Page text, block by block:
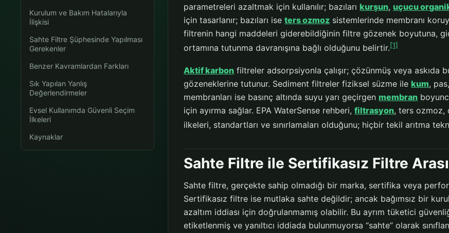
Kurulum ve Bakım Hatalarıyla
İlişkisi
Sahte Filtre Şüphesinde Yapılması
Gerekenler
Benzer Kavramlardan Farkları
Sık Yapılan Yanlış
Değerlendirmeler
Evsel Kullanımda Güvenli Seçim
İlkeleri
Kaynaklar
parametreleri azaltmak için kullanılır; bazıları kurşun, uçucu
için tasarlanır; bazıları iseters ozmoz sistemlerinde membranı
filtrenin hangi maddeleri giderebildiğinin filtre gözenek boyutuna,
ortamına tutunma davranışına bağlı olduğunu belirtir.[1]
Aktif karbon filtreler adsorpsiyonla çalışır; çözünmüş veya askıda
gözeneklerine tutunur. Sediment filtreler fiziksel süzme ile kum,
membranları ise basınç altında suyu yarı geçirgen membran
için ayırma sağlar. EPA WaterSense rehberi,filtrasyon, ters ozmoz,
ilkeleri, standartları ve sınırlamaları olduğunu; hiçbir tekil arıtma
Sahte Filtre ile Sertifikasız Filtre
Sahte filtre, gerçekte sahip olmadığı bir marka, sertifika veya
Sertifikasız filtre ise mutlaka sahte değildir; ancak bağımsız bir
azaltım iddiası için doğrulanmamış olabilir. Bu ayrım tüketici
etiketlenmiş ve yanıltıcı iddiada bulunmuyorsa “sahte” olarak